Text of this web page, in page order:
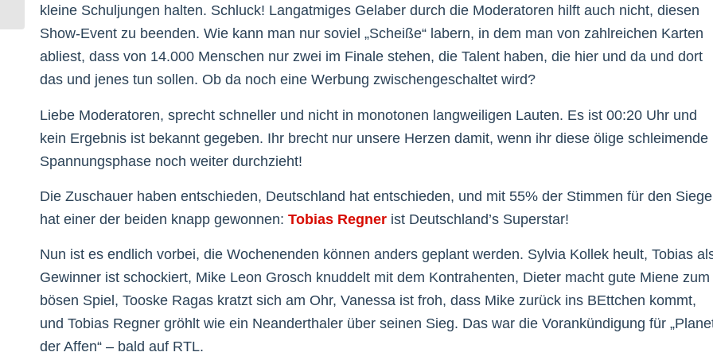
kleine Schuljungen halten. Schluck! Langatmiges Gelaber durch die Moderatoren hilft auch nicht, diesen
Show-Event zu beenden. Wie kann man nur soviel „Scheiße“ labern, in dem man von zahlreichen Karten
abliest, dass von 14.000 Menschen nur zwei im Finale stehen, die Talent haben, die hier und da und dort
das und jenes tun sollen. Ob da noch eine Werbung zwischengeschaltet wird?
Liebe Moderatoren, sprecht schneller und nicht in monotonen langweiligen Lauten. Es ist 00:20 Uhr und
kein Ergebnis ist bekannt gegeben. Ihr brecht nur unsere Herzen damit, wenn ihr diese ölige schleimende
Spannungsphase noch weiter durchzieht!
Die Zuschauer haben entschieden, Deutschland hat entschieden, und mit 55% der Stimmen für den
hat einer der beiden knapp gewonnen: Tobias Regner ist Deutschland’s Superstar!
Nun ist es endlich vorbei, die Wochenenden können anders geplant werden. Sylvia Kollek heult, Tobias
Gewinner ist schockiert, Mike Leon Grosch knuddelt mit dem Kontrahenten, Dieter macht gute Miene zum
bösen Spiel, Tooske Ragas kratzt sich am Ohr, Vanessa ist froh, dass Mike zurück ins BEttchen kommt,
und Tobias Regner gröhlt wie ein Neanderthaler über seinen Sieg. Das war die Vorankündigung für
der Affen“ – bald auf RTL.